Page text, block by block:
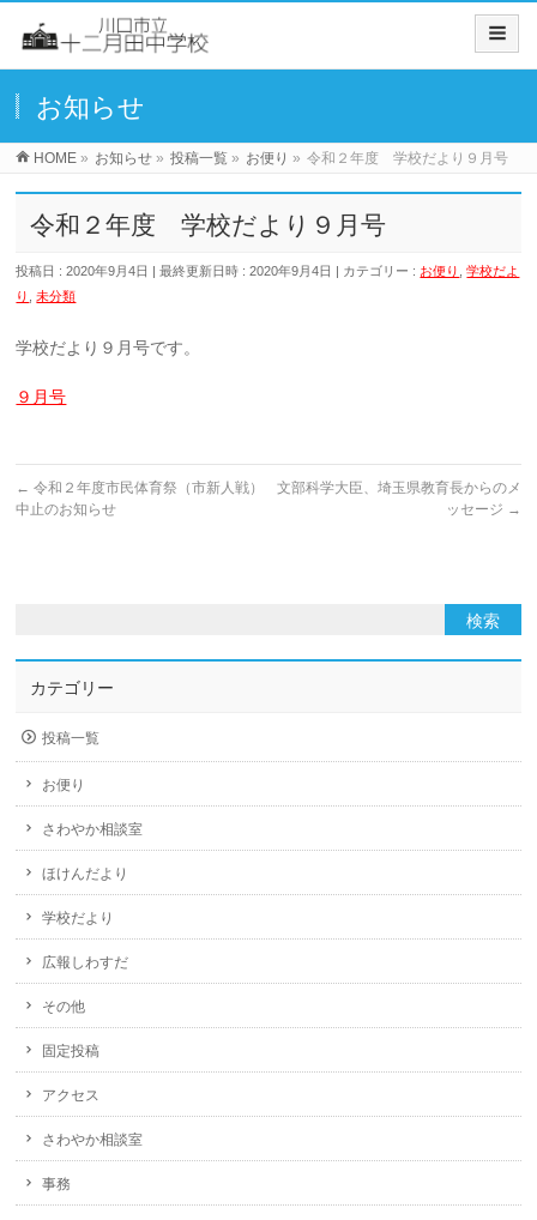
お知らせ
HOME » お知らせ » 投稿一覧 » お便り » 令和２年度 学校だより９月号
令和２年度 学校だより９月号
投稿日 : 2020年9月4日 最終更新日時 : 2020年9月4日 カテゴリー : お便り ,学校だよ
り
,未分類
学校だより９月号です。
９月号
← 令和２年度市民体育祭（市新人戦）
中止のお知らせ
文部科学大臣、埼玉県教育長からのメ
ッセージ →
カテゴリー
投稿一覧
お便り
さわやか相談室
ほけんだより
学校だより
広報しわすだ
その他
固定投稿
アクセス
さわやか相談室
事務